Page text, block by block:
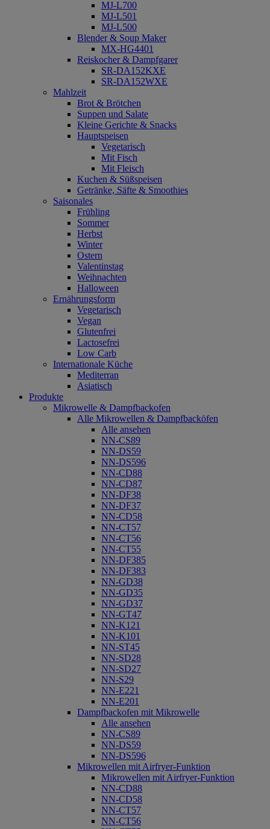
MJ-L700
MJ-L501
MJ-L500
Blender & Soup Maker
MX-HG4401
Reiskocher & Dampfgarer
SR-DA152KXE
SR-DA152WXE
Mahlzeit
Brot & Brötchen
Suppen und Salate
Kleine Gerichte & Snacks
Hauptspeisen
Vegetarisch
Mit Fisch
Mit Fleisch
Kuchen & Süßspeisen
Getränke, Säfte & Smoothies
Saisonales
Frühling
Sommer
Herbst
Winter
Ostern
Valentinstag
Weihnachten
Halloween
Ernährungsform
Vegetarisch
Vegan
Glutenfrei
Lactosefrei
Low Carb
Internationale Küche
Mediterran
Asiatisch
Produkte
Mikrowelle & Dampfbackofen
Alle Mikrowellen & Dampfbacköfen
Alle ansehen
NN-CS89
NN-DS59
NN-DS596
NN-CD88
NN-CD87
NN-DF38
NN-DF37
NN-CD58
NN-CT57
NN-CT56
NN-CT55
NN-DF385
NN-DF383
NN-GD38
NN-GD35
NN-GD37
NN-GT47
NN-K121
NN-K101
NN-ST45
NN-SD28
NN-SD27
NN-S29
NN-E221
NN-E201
Dampfbackofen mit Mikrowelle
Alle ansehen
NN-CS89
NN-DS59
NN-DS596
Mikrowellen mit Airfryer-Funktion
Mikrowellen mit Airfryer-Funktion
NN-CD88
NN-CD58
NN-CT57
NN-CT56